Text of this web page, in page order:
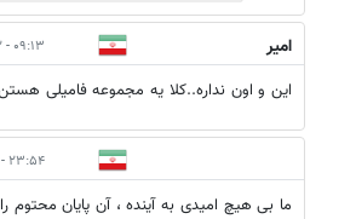
امیر ۰۹:۱۳ - ۱۴۰۲/۱۲/۰۲
این و اون نداره..کلا یه مجموعه فامیلی
۲۳:۵۴ - ۱۴۰۲/۱۲/۰۲
ما بی هیچ امیدی به آینده ، آن پایان محتوم